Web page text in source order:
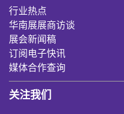
行业热点
华南展展商访谈
展会新闻稿
订阅电子快讯
媒体合作查询
关注我们